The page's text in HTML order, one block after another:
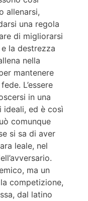
allenarsi,
una regola
di migliorarsi
la destrezza
nella
mantenere
L’essere
in una
ideali, ed è così
comunque
si sa di aver
leale, nel
ma un
competizione,
dal latino